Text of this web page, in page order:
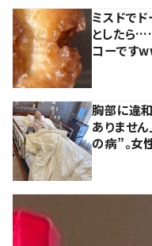
ミスドで
としたら
コーです
胸部に違
ありませ
の病”。女